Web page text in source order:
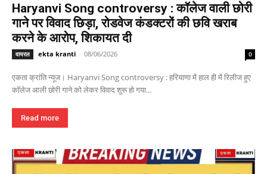
Haryanvi Song controversy : कॉलेज वाली छोरी
गाने पर विवाद छिड़ा, रोडवेज कंडक्टरों की छवि खराब
करने के आरोप, शिकायत दी
वायरल ekta kranti - 08/06/2026 0
एकता क्रांति न्यूज। Haryanvi Song controversy : हरियाणा में हाल ही में रिलीज हुए
कॉलेज आली छोरी गाने को लेकर विवाद शुरू हो गया...
Read more